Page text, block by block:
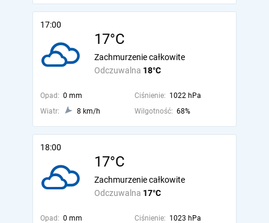
17:00
17°C
Odczuwalna 18°C
Zachmurzenie całkowite
Opad: 0 mm Ciśnienie: 1022 hPa
Wiatr:
8 km/h Wilgotność: 68%
18:00
17°C
Odczuwalna 17°C
Zachmurzenie całkowite
Opad: 0 mm Ciśnienie: 1023 hPa